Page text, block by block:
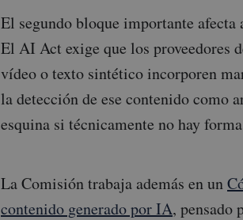
El segundo bloque importante
El AI Act exige que los proveedores
vídeo o texto sintético incorporen
la detección de ese contenido como
esquina si técnicamente no hay
La Comisión trabaja además en un
contenido generado por IA, pensado